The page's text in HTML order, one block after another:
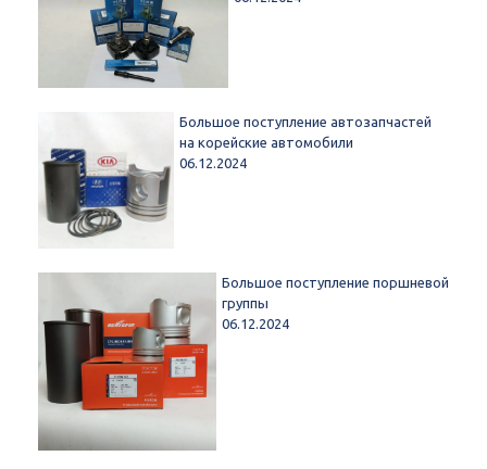
Большое поступление автозапчастей
на корейские автомобили
06.12.2024
Большое поступление поршневой
группы
06.12.2024